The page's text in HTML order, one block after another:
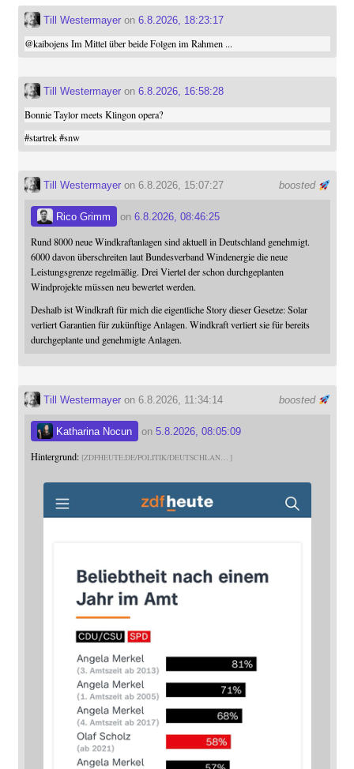
Till Westermayeron 6.8.2026, 18:23:17
@kaibojensIm Mittel über beide Folgen im Rahmen ...
Till Westermayeron 6.8.2026, 16:58:28
Bonnie Taylor meets Klingon opera?
#startrek #snw
boosted
Till Westermayeron 6.8.2026, 15:07:27
Rico Grimm on 6.8.2026, 08:46:25
Rund 8000 neue Windkraftanlagen sind aktuell in Deutschland genehmigt.
6000 davon überschreiten laut Bundesverband Windenergie die neue
Leistungsgrenze regelmäßig. Drei Viertel der schon durchgeplanten
Windprojekte müssen neu bewertet werden.
Deshalb ist Windkraft für mich die eigentliche Story dieser Gesetze: Solar
verliert Garantien für zukünftige Anlagen. Windkraft verliert sie für bereits
durchgeplante und genehmigte Anlagen.
boosted
Till Westermayeron 6.8.2026, 11:34:14
Katharina Nocun on 5.8.2026, 08:05:09
Hintergrund: ZDFHEUTE.DE/POLITIK/DEUTSCHLAN